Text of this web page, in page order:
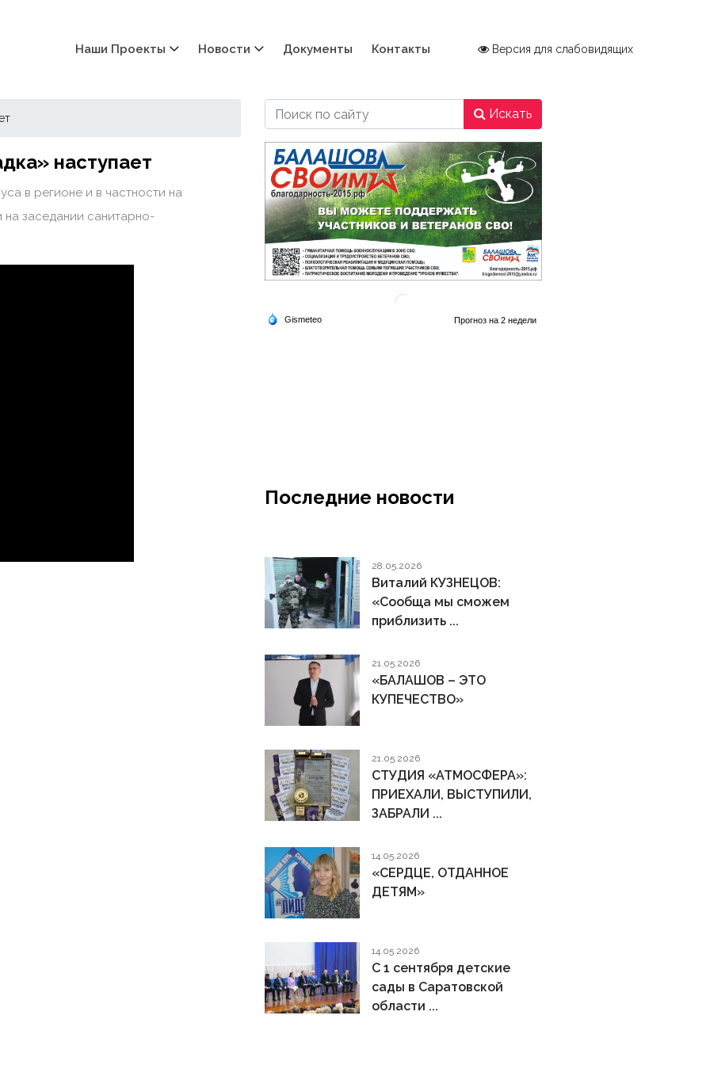
Наши Проекты Новости Документы Контакты Версия для слабовидящих
наступает
в регионе и в частности на
заседании санитарно-
Искать
Последние новости
28.05.2026
Виталий КУЗНЕЦОВ:
«Сообща мы сможем
приблизить ...
21.05.2026
«БАЛАШОВ – ЭТО
КУПЕЧЕСТВО»
21.05.2026
СТУДИЯ «АТМОСФЕРА»:
ПРИЕХАЛИ, ВЫСТУПИЛИ,
ЗАБРАЛИ ...
14.05.2026
«СЕРДЦЕ, ОТДАННОЕ
ДЕТЯМ»
14.05.2026
С 1 сентября детские
сады в Саратовской
области ...